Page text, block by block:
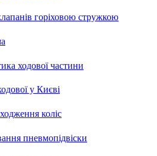
горіховою стружкою
ходової частини
у Києві
коліс
пневмопідвіски